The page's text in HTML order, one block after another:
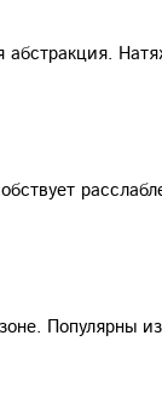
абстракция.
Популярны